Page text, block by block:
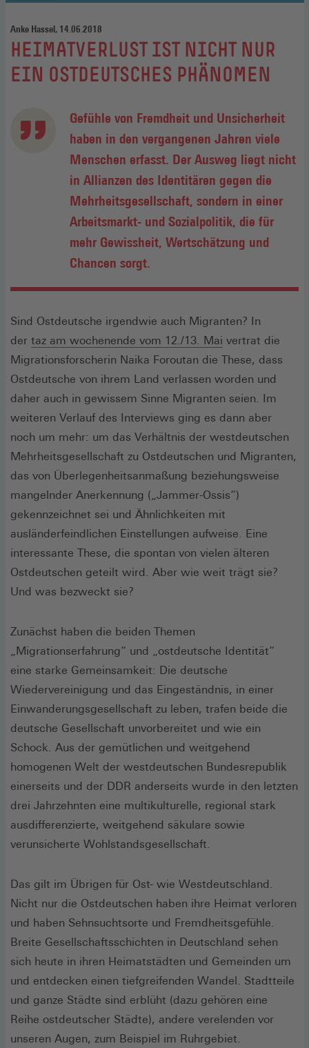
Anke Hassel, 14.06.2018
:
HEIMATVERLUST IST NICHT NUR
EIN OSTDEUTSCHES PHÄNOMEN
Gefühle von Fremdheit und Unsicherheit
haben in den vergangenen Jahren viele
Menschen erfasst. Der Ausweg liegt nicht
in Allianzen des Identitären gegen die
Mehrheitsgesellschaft, sondern in einer
Arbeitsmarkt- und Sozialpolitik, die für
mehr Gewissheit, Wertschätzung und
Chancen sorgt.
Sind Ostdeutsche irgendwie auch Migranten? In
der taz am wochenende vom 12./13. Mai (Öffnet
in
einem
neuen
Fenster)
vertrat die
Migrationsforscherin Naika Foroutan die These, dass
Ostdeutsche von ihrem Land verlassen worden und
daher auch in gewissem Sinne Migranten seien. Im
weiteren Verlauf des Interviews ging es dann aber
noch um mehr: um das Verhältnis der westdeutschen
Mehrheitsgesellschaft zu Ostdeutschen und Migranten,
das von Überlegenheitsanmaßung beziehungsweise
mangelnder Anerkennung („Jammer-Ossis“)
gekennzeichnet sei und Ähnlichkeiten mit
ausländerfeindlichen Einstellungen aufweise. Eine
interessante These, die spontan von vielen älteren
Ostdeutschen geteilt wird. Aber wie weit trägt sie?
Und was bezweckt sie?
Zunächst haben die beiden Themen
„Migrationserfahrung“ und „ostdeutsche Identität“
eine starke Gemeinsamkeit: Die deutsche
Wiedervereinigung und das Eingeständnis, in einer
Einwanderungsgesellschaft zu leben, trafen beide die
deutsche Gesellschaft unvorbereitet und wie ein
Schock. Aus der gemütlichen und weitgehend
homogenen Welt der westdeutschen Bundesrepublik
einerseits und der DDR anderseits wurde in den letzten
drei Jahrzehnten eine multikulturelle, regional stark
ausdifferenzierte, weitgehend säkulare sowie
verunsicherte Wohlstandsgesellschaft.
Das gilt im Übrigen für Ost- wie Westdeutschland.
Nicht nur die Ostdeutschen haben ihre Heimat verloren
und haben Sehnsuchtsorte und Fremdheitsgefühle.
Breite Gesellschaftsschichten in Deutschland sehen
sich heute in ihren Heimatstädten und Gemeinden um
und entdecken einen tiefgreifenden Wandel. Stadtteile
und ganze Städte sind erblüht (dazu gehören eine
Reihe ostdeutscher Städte), andere verelenden vor
unseren Augen, zum Beispiel im Ruhrgebiet.